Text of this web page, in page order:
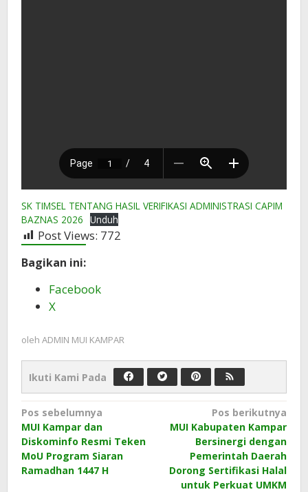
SK TIMSEL TENTANG HASIL VERIFIKASI ADMINISTRASI CAPIM
BAZNAS 2026 Unduh
Post Views: 772
Bagikan ini:
Facebook
X
oleh ADMIN MUI KAMPAR
Ikuti Kami Pada
Navigasi
pos
Pos sebelumnya
MUI Kampar dan
Diskominfo Resmi Teken
MoU Program Siaran
Ramadhan 1447 H
Pos berikutnya
MUI Kabupaten Kampar
Bersinergi dengan
Pemerintah Daerah
Dorong Sertifikasi Halal
untuk Perkuat UMKM